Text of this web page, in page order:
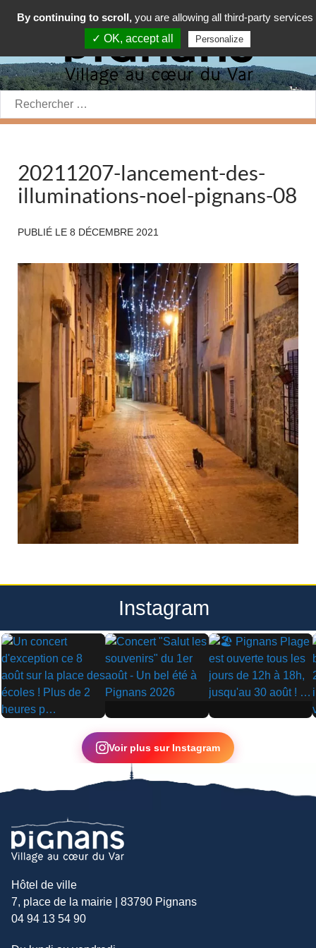
Rechercher:
20211207-lancement-des-
illuminations-noel-pignans-08
PUBLIÉ LE 8 DÉCEMBRE 2021
Instagram
▶
▶ ▶
Voir plus sur Instagram
Hôtel de ville
7, place de la mairie | 83790 Pignans
04 94 13 54 90
By continuing to scroll, you are allowing all third-party services
✓ OK, accept all
Personalize